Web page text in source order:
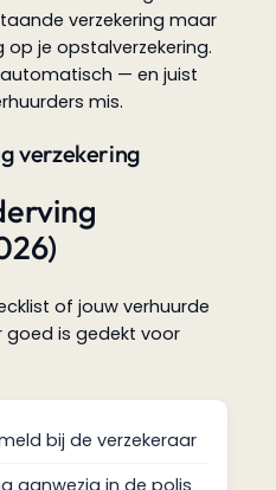
verzekering maar
op je opstalverzekering.
— en juist
mis.
verzekering
of jouw verhuurde
goed is gedekt voor
bij de verzekeraar
aanwezig in de polis